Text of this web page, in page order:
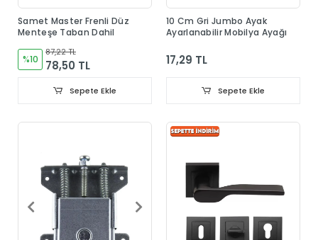
Samet Master Frenli Düz
Menteşe Taban Dahil
%10
87,22 TL
78,50 TL
Sepete Ekle
10 Cm Gri Jumbo Ayak
Ayarlanabilir Mobilya Ayağı
17,29 TL
Sepete Ekle